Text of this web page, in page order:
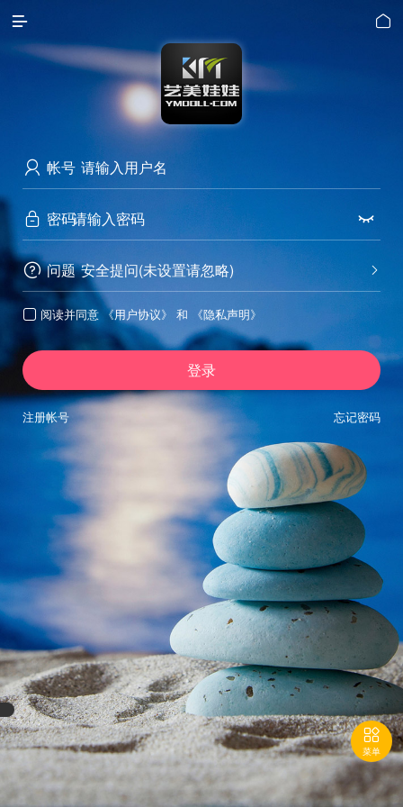
 
 帐号
 密码 
 问题 
安全提问(未设置请忽略)
 阅读并同意 《用户协议》 和 《隐私声明》
登录
忘记密码
注册帐号

菜单